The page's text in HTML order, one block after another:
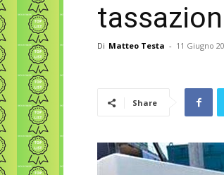
Di Matteo Testa - 11 Giugno
Share